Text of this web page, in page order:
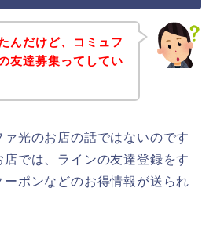
んだけど、コミュフ
友達募集ってしてい
光のお店の話ではないのです
では、ラインの友達登録をす
ーポンなどのお得情報が送られ